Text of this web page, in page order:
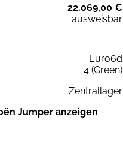
22.069,00 €
ausweisbar
Euro6d
4 (Green)
Zentrallager
Jumper anzeigen